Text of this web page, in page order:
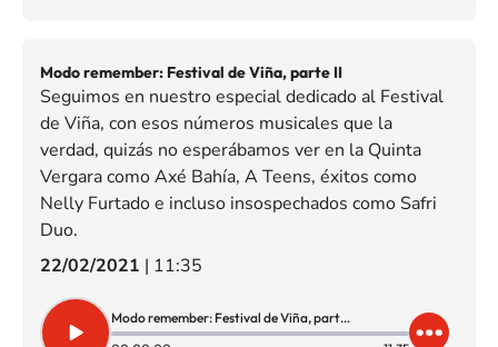
Modo remember: Festival de Viña, parte II
Seguimos en nuestro especial dedicado al Festival
de Viña, con esos números musicales que la
verdad, quizás no esperábamos ver en la Quinta
Vergara como Axé Bahía, A Teens, éxitos como
Nelly Furtado e incluso insospechados como Safri
Duo.
22/02/2021 | 11:35
Modo remember: Festival de Viña, parte II